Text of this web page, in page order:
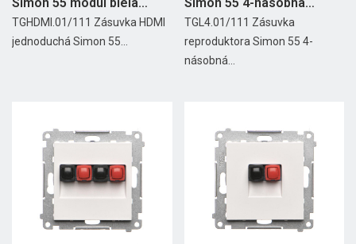
matná
TGHDMI.01/111 Zásuvka HDMI
jednoduchá Simon 55...
biela...
TGL4.01/111 Zásuvka
reproduktora Simon 55 4-
násobná...